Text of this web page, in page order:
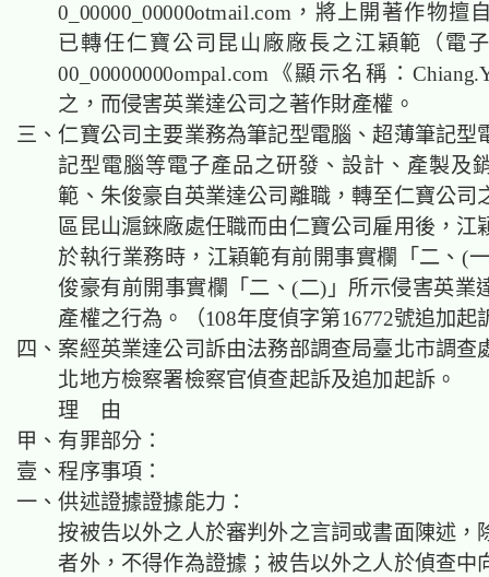
0_00000_00000otmail.com，將上開著作物擅
已轉任仁寶公司昆山廠廠長之江穎範（電
00_00000000ompal.com《顯示名稱：
之，而侵害英業達公司之著作財產權。
三、仁寶公司主要業務為筆記型電腦、超薄筆記型
記型電腦等電子產品之研發、設計、產製及
範、朱俊豪自英業達公司離職，轉至仁寶公司
區昆山滬錸廠處任職而由仁寶公司雇用後，江
於執行業務時，江穎範有前開事實欄「二、(
俊豪有前開事實欄「二、(二)」所示侵害英業
產權之行為。（108年度偵字第16772號追加起
四、案經英業達公司訴由法務部調查局臺北市調查
北地方檢察署檢察官偵查起訴及追加起訴。
理 由
甲、有罪部分：
壹、程序事項：
一、供述證據證據能力：
按被告以外之人於審判外之言詞或書面陳述，
者外，不得作為證據；被告以外之人於偵查中